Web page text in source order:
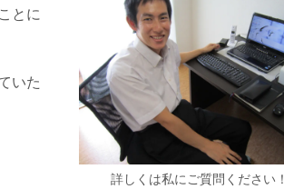
詳しくは私にご質問ください！
とに
いた